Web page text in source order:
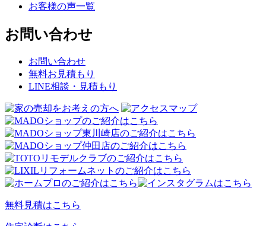
お客様の声一覧
お問い合わせ
お問い合わせ
無料お見積もり
LINE相談・見積もり
無料見積はこちら